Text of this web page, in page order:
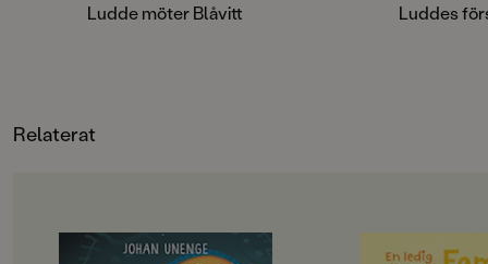
9789129630190
VIKT (KG)
Kartonnage,Kartonnage,Kartonnage
Ludde möter Blåvitt Luddes
Relaterat
OM BOKEN OM BOKEN